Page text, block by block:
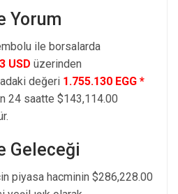
Yorum
ile borsalarda
USD üzerinden
değeri 1.755.130 EGG *
24 saatte $143,114.00
Geleceği
piyasa hacminin $286,228.00